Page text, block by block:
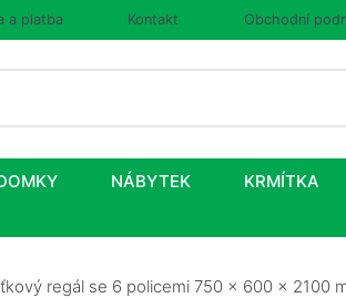
a platba Kontakt Obchodní
NÁBYTEK KRMÍTKA
regál se 6 policemi 750 x 600 x 2100